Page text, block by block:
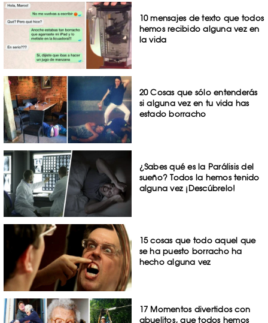
10 mensajes de texto que todos
hemos recibido alguna vez en
la vida
20 Cosas que sólo entenderás
si alguna vez en tu vida has
estado borracho
¿Sabes qué es la Parálisis del
sueño? Todos la hemos tenido
alguna vez ¡Descúbrelo!
15 cosas que todo aquel que
se ha puesto borracho ha
hecho alguna vez
17 Momentos divertidos con
abuelitos, que todos hemos